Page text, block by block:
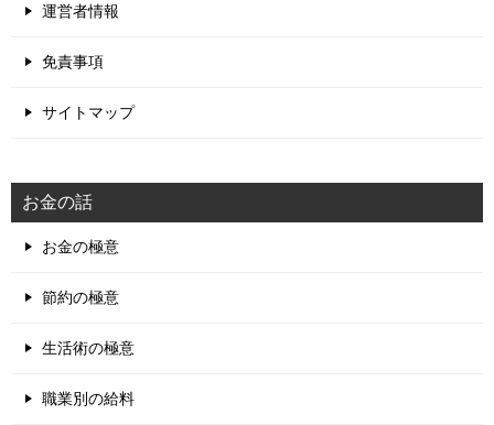
運営者情報
免責事項
サイトマップ
お金の話
お金の極意
節約の極意
生活術の極意
職業別の給料